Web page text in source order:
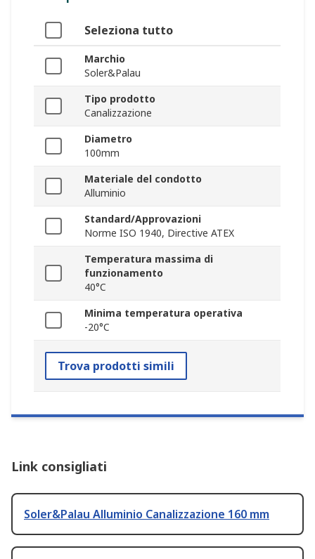
Seleziona tutto
Marchio
Soler&Palau
Tipo prodotto
Canalizzazione
Diametro
100mm
Materiale del condotto
Alluminio
Standard/Approvazioni
Norme ISO 1940, Directive ATEX
Temperatura massima di
funzionamento
40°C
Minima temperatura operativa
-20°C
Trova prodotti simili
Link consigliati
Soler&Palau Alluminio Canalizzazione 160 mm